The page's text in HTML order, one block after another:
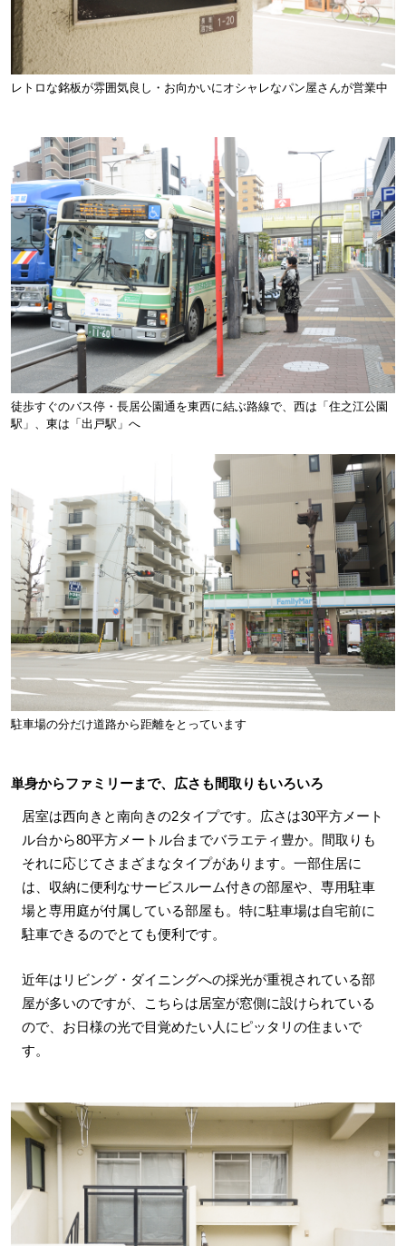
レトロな銘板が雰囲気良し・お向かいにオシャレなパン屋さんが営業中
徒歩すぐのバス停・長居公園通を東西に結ぶ路線で、西は「住之江公園
駅」、東は「出戸駅」へ
駐車場の分だけ道路から距離をとっています
単身からファミリーまで、広さも間取りもいろいろ
居室は西向きと南向きの2タイプです。広さは30平方メート
ル台から80平方メートル台までバラエティ豊か。間取りも
それに応じてさまざまなタイプがあります。一部住居に
は、収納に便利なサービスルーム付きの部屋や、専用駐車
場と専用庭が付属している部屋も。特に駐車場は自宅前に
駐車できるのでとても便利です。
近年はリビング・ダイニングへの採光が重視されている部
屋が多いのですが、こちらは居室が窓側に設けられている
ので、お日様の光で目覚めたい人にピッタリの住まいで
す。